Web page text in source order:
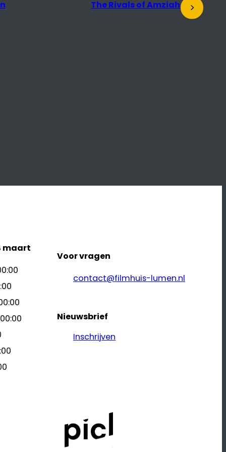
The Rivals of Amziah King
maart
Voor vragen
contact@filmhuis-lumen.nl
Nieuwsbrief
Inschrijven